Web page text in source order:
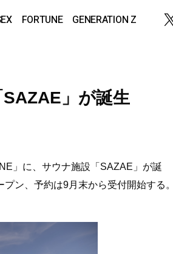
FORTUNE GENERATION Z
」が誕生
」に、サウナ施設「SAZAE」が誕
ン、予約は9月末から受付開始する